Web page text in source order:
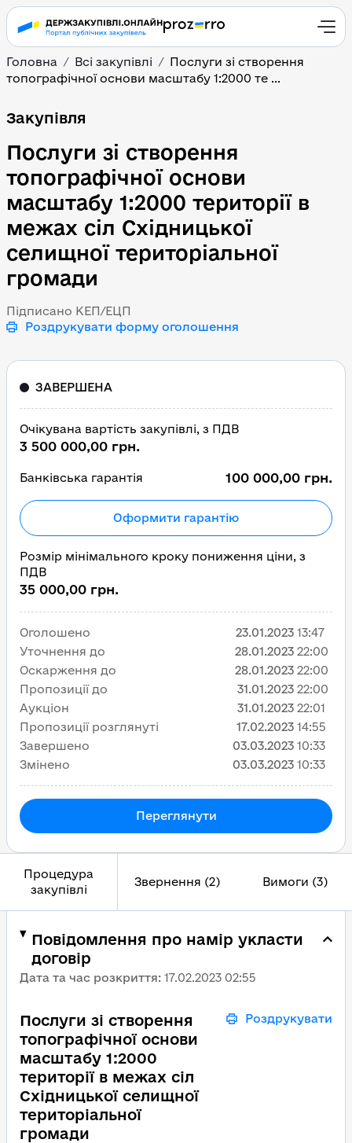
Головна Всі закупівлі
Послуги зі створення
топографічної основи масштабу 1:2000 те ...
Послуги зі створення
Закупівля
Послуги зі створення
топографічної основи
масштабу 1:2000 території в
межах сіл Східницької
селищної територіальної
громади
Підписано КЕП/ЕЦП
Роздрукувати форму оголошення
Процедура
закупівлі
Звернення (2) Вимоги (3)
Повідомлення про намір укласти
договір
Дата та час розкриття: 17.02.2023 02:55
Послуги зі створення
топографічної основи
масштабу 1:2000
території в межах сіл
Східницької селищної
територіальної
громади
Роздрукувати
ЗАВЕРШЕНА
Очікувана вартість закупівлі, з ПДВ
3 500 000,00 грн.
Банківська гарантія 100 000,00 грн.
Оформити гарантію
Розмір мінімального кроку пониження ціни, з
ПДВ
35 000,00 грн.
Оголошено 23.01.2023 13:47
Уточнення до
28.01.2023 22:00
Оскарження до
28.01.2023 22:00
Пропозиції до
31.01.2023 22:00
Аукціон
31.01.2023 22:01
Пропозиції розглянуті
17.02.2023 14:55
Завершено
03.03.2023 10:33
Змінено
03.03.2023 10:33
Переглянути